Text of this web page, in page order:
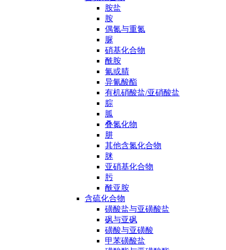
胺盐
胺
偶氮与重氮
脲
硝基化合物
酰胺
氰或腈
异氰酸酯
有机硝酸盐/亚硝酸盐
腙
胍
叠氮化物
肼
其他含氮化合物
脒
亚硝基化合物
肟
酰亚胺
含硫化合物
磺酸盐与亚磺酸盐
砜与亚砜
磺酸与亚磺酸
甲苯磺酸盐